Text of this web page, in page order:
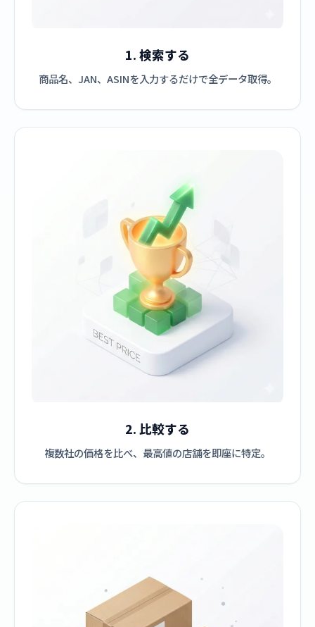
1. 検索する
商品名、JAN、ASINを入力するだけで全データ取得。
2. 比較する
複数社の価格を比べ、最高値の店舗を即座に特定。